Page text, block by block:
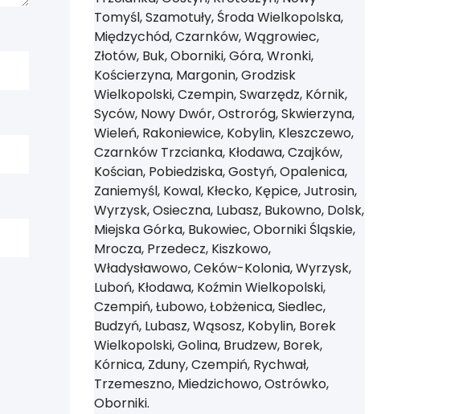
Tomyśl, Szamotuły, Środa Wielkopolska,
Międzychód, Czarnków, Wągrowiec,
Złotów, Buk, Oborniki, Góra, Wronki,
Kościerzyna, Margonin, Grodzisk
Wielkopolski, Czempin, Swarzędz, Kórnik,
Syców, Nowy Dwór, Ostroróg, Skwierzyna,
Wieleń, Rakoniewice, Kobylin, Kleszczewo,
Czarnków Trzcianka, Kłodawa, Czajków,
Kościan, Pobiedziska, Gostyń, Opalenica,
Zaniemyśl, Kowal, Kłecko, Kępice, Jutrosin,
Wyrzysk, Osieczna, Lubasz, Bukowno, Dolsk,
Miejska Górka, Bukowiec, Oborniki Śląskie,
Mrocza, Przedecz, Kiszkowo,
Władysławowo, Ceków-Kolonia, Wyrzysk,
Luboń, Kłodawa, Koźmin Wielkopolski,
Czempiń, Łubowo, Łobżenica, Siedlec,
Budzyń, Lubasz, Wąsosz, Kobylin, Borek
Wielkopolski, Golina, Brudzew, Borek,
Kórnica, Zduny, Czempiń, Rychwał,
Trzemeszno, Miedzichowo, Ostrówko,
Oborniki.